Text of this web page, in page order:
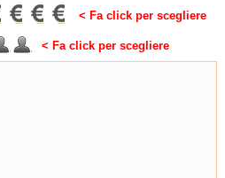
< Fa click per scegliere
< Fa click per scegliere